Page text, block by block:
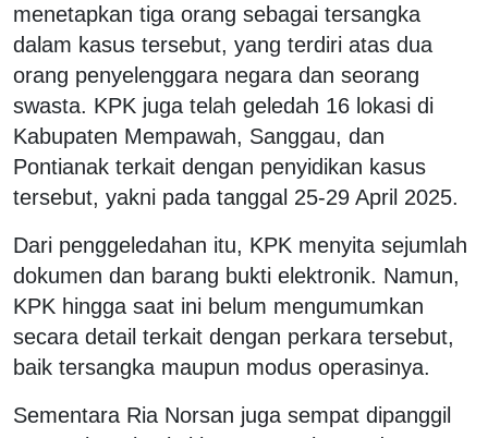
menetapkan tiga orang sebagai tersangka
dalam kasus tersebut, yang terdiri atas dua
orang penyelenggara negara dan seorang
swasta. KPK juga telah geledah 16 lokasi di
Kabupaten Mempawah, Sanggau, dan
Pontianak terkait dengan penyidikan kasus
tersebut, yakni pada tanggal 25-29 April 2025.
Dari penggeledahan itu, KPK menyita sejumlah
dokumen dan barang bukti elektronik. Namun,
KPK hingga saat ini belum mengumumkan
secara detail terkait dengan perkara tersebut,
baik tersangka maupun modus operasinya.
Sementara Ria Norsan juga sempat dipanggil